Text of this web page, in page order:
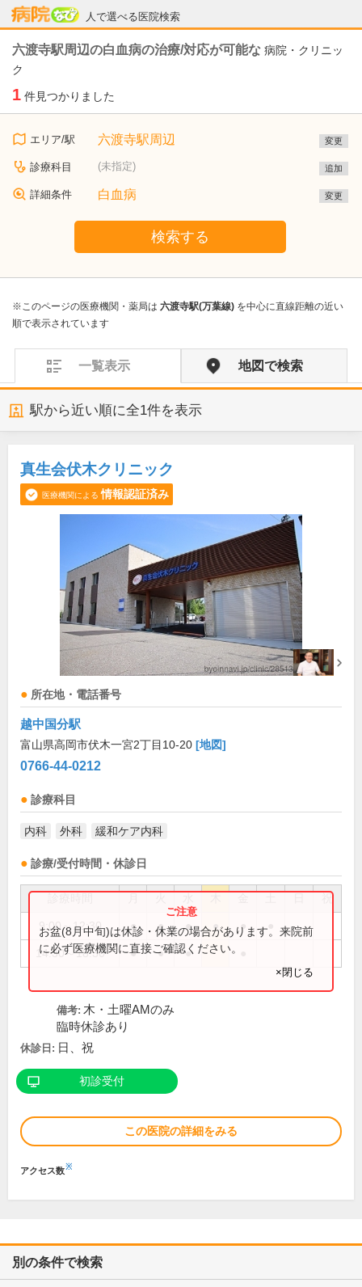
人で選べる医院検索
病院なび
六渡寺駅周辺の白血病の治療/対応が可能な 病院・クリニッ
ク
1 件見つかりました
エリア/駅 六渡寺駅周辺 変更
診療科目 (未指定) 追加
詳細条件 白血病 変更
検索する
※このページの医療機関・薬局は 六渡寺駅(万葉線) を中心に直線距離の近い
順で表示されています
一覧表示 地図で検索
駅から近い順に全1件を表示
真生会伏木クリニック
医療機関による 情報認証済み
所在地・電話番号
越中国分駅
富山県高岡市伏木一宮2丁目10-20 [地図]
0766-44-0212
診療科目
内科 外科 緩和ケア内科
診療/受付時間・休診日
祝
9:00～12:30 ● ● ● ● ●
14:30～18:30 ● ● ●
お盆(8月中旬)は休診・休業の場合があります。来院前
に必ず医療機関に直接ご確認ください。
×閉じる
備考: 木・土曜AMのみ
臨時休診あり
休診日: 日、祝
初診受付
この医院の詳細をみる
アクセス数※
別の条件で検索